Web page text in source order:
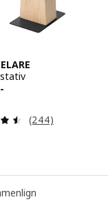
Samlede
Gjennomgang:
(244)